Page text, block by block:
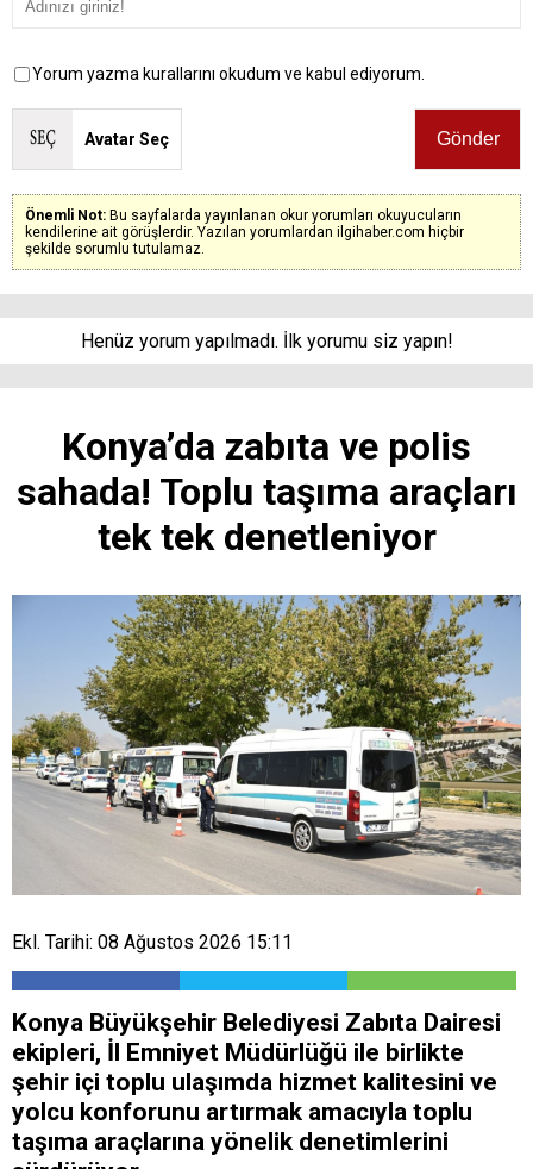
Yorum yazma kurallarını okudum ve kabul ediyorum.
Avatar Seç
Önemli Not: Bu sayfalarda yayınlanan okur yorumları okuyucuların
kendilerine ait görüşlerdir. Yazılan yorumlardan ilgihaber.com hiçbir
şekilde sorumlu tutulamaz.
Henüz yorum yapılmadı. İlk yorumu siz yapın!
Konya’da zabıta ve polis
sahada! Toplu taşıma araçları
tek tek denetleniyor
Ekl. Tarihi: 08 Ağustos 2026 15:11
Konya Büyükşehir Belediyesi Zabıta Dairesi
ekipleri, İl Emniyet Müdürlüğü ile birlikte
şehir içi toplu ulaşımda hizmet kalitesini ve
yolcu konforunu artırmak amacıyla toplu
taşıma araçlarına yönelik denetimlerini